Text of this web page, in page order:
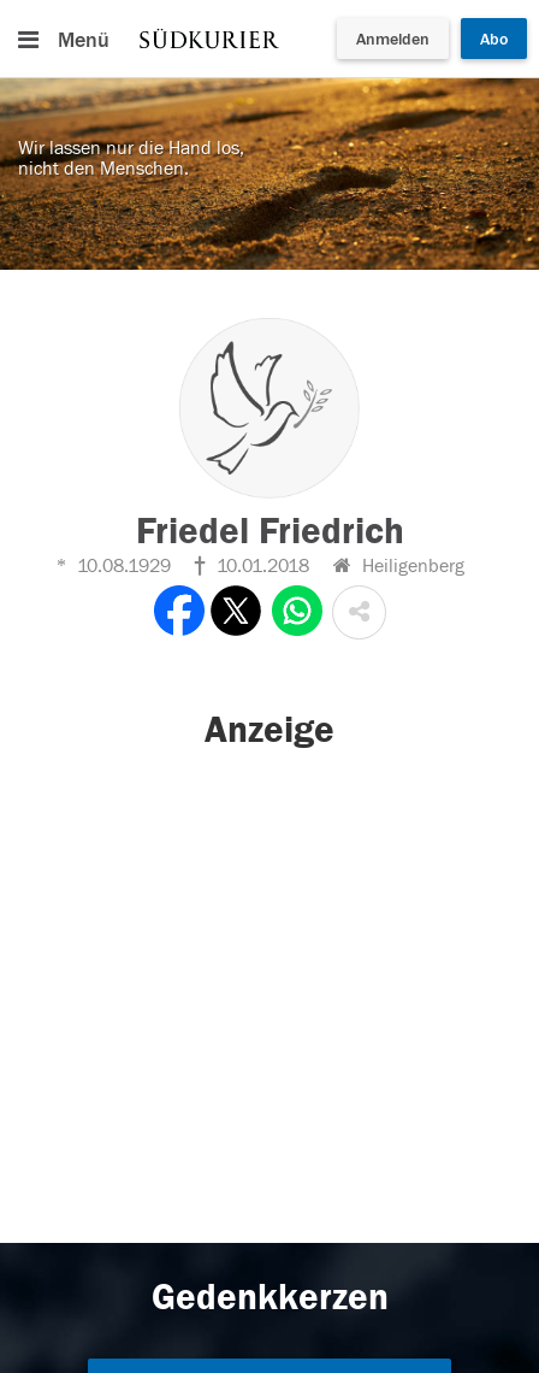
Menü Anmelden Abo
Wir lassen nur die Hand los,
nicht den Menschen.
Friedel Friedrich
10.08.1929 10.01.2018 Heiligenberg
Anzeige
Gedenkkerzen